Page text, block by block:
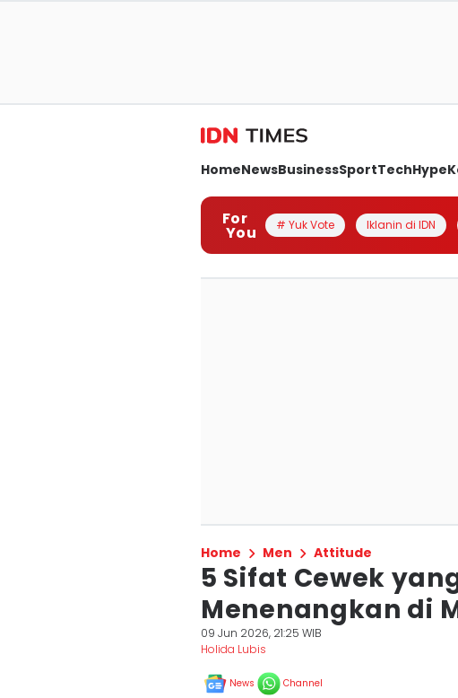
HomeNewsBusinessSportTechHype
For
You # Yuk Vote Iklanin di IDN
Home Men Attitude
5 Sifat Cewek
Menenangkan di
09 Jun 2026, 21:25 WIB
Holida Lubis
News Channel